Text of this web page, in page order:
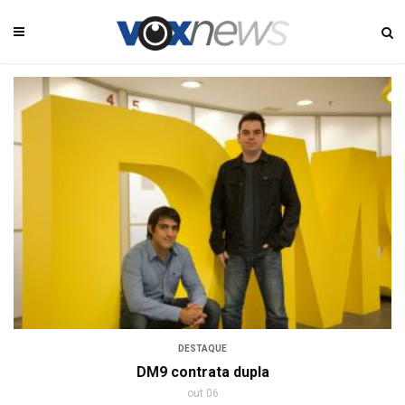
DESTAQUE
DM9 contrata dupla
out 06